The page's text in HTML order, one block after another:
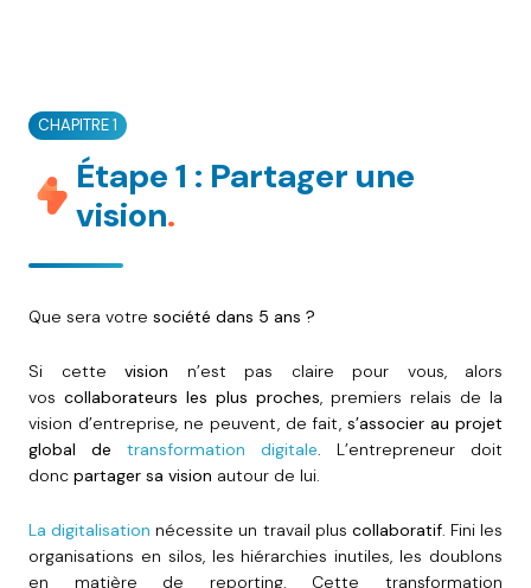
CHAPITRE 1
Étape 1 : Partager une
vision.
Que sera votre société dans 5 ans ?
Si cette vision
n’est pas claire pour vous, alors
vos collaborateurs les plus proches, premiers relais de la
vision d’entreprise, ne peuvent, de fait, s’associer au projet
global de
transformation digitale. L’entrepreneur doit
donc partager sa vision autour de lui.
La digitalisation nécessite un travail plus collaboratif. Fini les
organisations en silos, les hiérarchies inutiles, les doublons
en matière de reporting. Cette transformation